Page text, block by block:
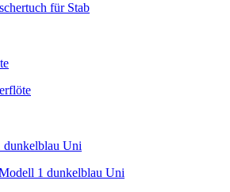
für Stab
1 dunkelblau Uni